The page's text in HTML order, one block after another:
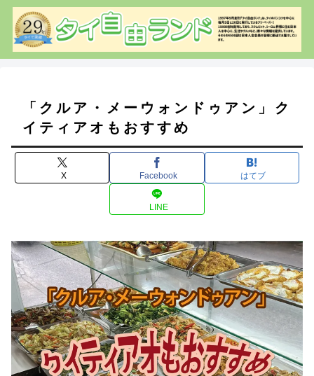
「クルア・メーウォンドゥアン」ク
イティアオもおすすめ
X Facebook はてブ
LINE